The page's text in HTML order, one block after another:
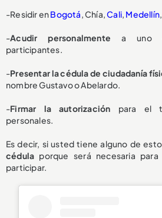
-Residir enBogotá, Chía,Cali, Medellín
-Acudir personalmente a uno
participantes.
-Presentar la cédula de ciudadanía
nombre Gustavo o Abelardo.
-Firmar la autorización para el
personales.
Es decir, si usted tiene alguno de
cédula porque será necesaria
participar.